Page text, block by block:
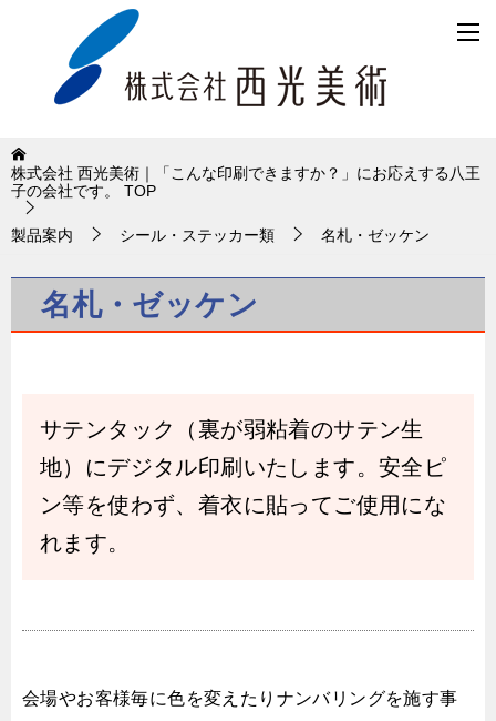
株式会社 西光美術｜「こんな印刷できますか？」にお応えする八王
子の会社です。
TOP
製品案内 シール・ステッカー類 名札・ゼッケン
名札・ゼッケン
サテンタック（裏が弱粘着のサテン生
地）にデジタル印刷いたします。安全ピ
ン等を使わず、着衣に貼ってご使用にな
れます。
会場やお客様毎に色を変えたりナンバリングを施す事